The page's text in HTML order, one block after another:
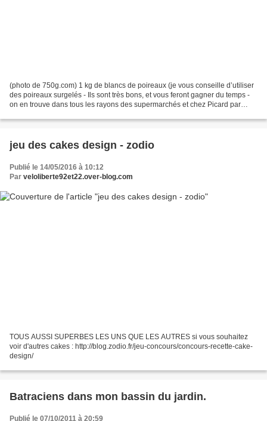
(photo de 750g.com) 1 kg de blancs de poireaux (je vous conseille d’utiliser
des poireaux surgelés - Ils sont très bons, et vous feront gagner du temps -
on en trouve dans tous les rayons des supermarchés et chez Picard par
jeu des cakes design - zodio
Publié le 14/05/2016 à 10:12
Par veloliberte92et22.over-blog.com
TOUS AUSSI SUPERBES LES UNS QUE LES AUTRES si vous souhaitez
voir d'autres cakes : http://blog.zodio.fr/jeu-concours/concours-recette-cake-
design/
Batraciens dans mon bassin du jardin.
Publié le 07/10/2011 à 20:59